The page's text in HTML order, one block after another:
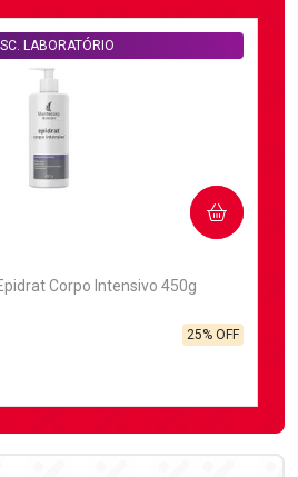
Corpo Intensivo 450g
LABORATÓRIO
25% OFF
COMPRAR
FECHAR
FECHAR